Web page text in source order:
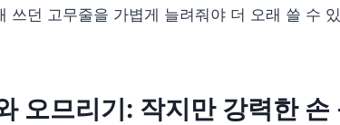
쓰던 고무줄을 가볍게 늘려줘야 더 오래 쓸 수
오므리기: 작지만 강력한 손